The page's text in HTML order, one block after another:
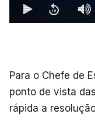
Para o Chefe de
ponto de vista
rápida a